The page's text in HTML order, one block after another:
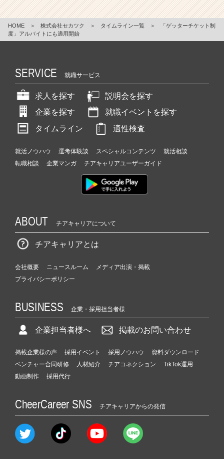
HOME ＞ 株式会社セカツク ＞ タイムライン一覧 ＞
「ゲッターチケット制
度」アルバイトにも適用開始
SERVICE 就職サービス
求人を探す
説明会を探す
企業を探す
就職イベントを探す
タイムライン
適性検査
就活ノウハウ 選考体験談 スペシャルコンテンツ
就活相談
転職相談
企業マンガ チアキャリアユーザーガイド
ABOUT チアキャリアについて
チアキャリアとは
会社概要 ニュースルーム
メディア出演・掲載
プライバシーポリシー
BUSINESS 企業・採用担当者様
企業担当者様へ 掲載のお問い合わせ
掲載企業様の声 採用イベント 採用ノウハウ
資料ダウンロード
ベンチャー合同研修
人材紹介 チアコネクション
TikTok運用
動画制作
採用代行
CheerCareer SNS チアキャリアからの発信